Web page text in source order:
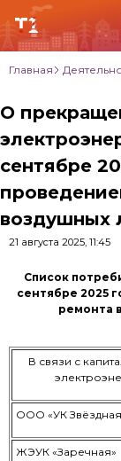
Главная
О
сентябре
воздушных
21 августа 2025, 11:45
Список
сентябре 2025
ремонта
В связи с
ООО «УК
ЖЭУК «Заречная»